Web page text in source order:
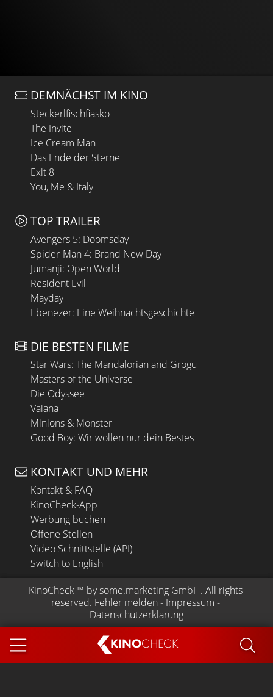
KINOCHECK
DEMNÄCHST IM KINO
Steckerlfischfiasko
The Invite
Ice Cream Man
Das Ende der Sterne
Exit 8
You, Me & Italy
TOP TRAILER
Avengers 5: Doomsday
Spider-Man 4: Brand New Day
Jumanji: Open World
Resident Evil
Mayday
Ebenezer: Eine Weihnachtsgeschichte
DIE BESTEN FILME
Star Wars: The Mandalorian and Grogu
Masters of the Universe
Die Odyssee
Vaiana
Minions & Monster
Good Boy: Wir wollen nur dein Bestes
KONTAKT UND MEHR
Kontakt & FAQ
KinoCheck-App
Werbung buchen
Offene Stellen
Video Schnittstelle (API)
Switch to English
KinoCheck ™ by some.marketing GmbH. All rights
reserved. Fehler melden - Impressum -
Datenschutzerklärung